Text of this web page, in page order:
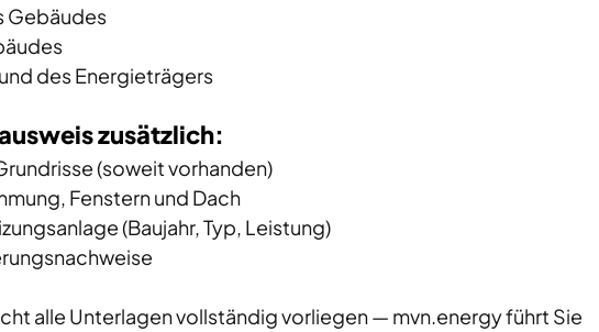
Gebäudes
des Energieträgers
zusätzlich:
(soweit vorhanden)
Fenstern und Dach
(Baujahr, Typ, Leistung)
alle Unterlagen vollständig vorliegen — mvn.energy führt Sie